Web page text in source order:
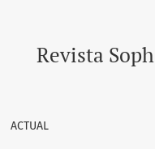
elementos
Revista
ACTUAL